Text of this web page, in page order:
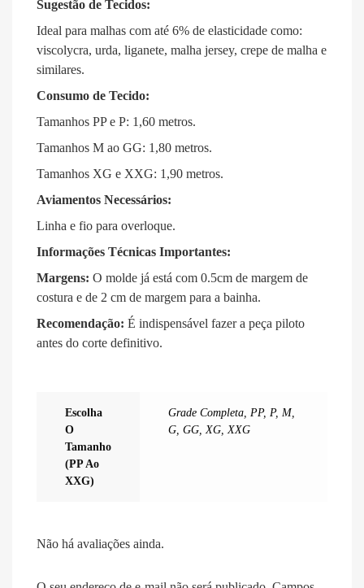
Sugestão de Tecidos:
Ideal para malhas com até 6% de elasticidade como:
viscolycra, urda, liganete, malha jersey, crepe de malha e
similares.
Consumo de Tecido:
Tamanhos PP e P: 1,60 metros.
Tamanhos M ao GG: 1,80 metros.
Tamanhos XG e XXG: 1,90 metros.
Aviamentos Necessários:
Linha e fio para overloque.
Informações Técnicas Importantes:
Margens: O molde já está com 0.5cm de margem de
costura e de 2 cm de margem para a bainha.
Recomendação: É indispensável fazer a peça piloto
antes do corte definitivo.
Escolha
O
Tamanho
(PP Ao
XXG)
Grade Completa PP, P, M,
G GG XG XXG
Não há avaliações ainda.